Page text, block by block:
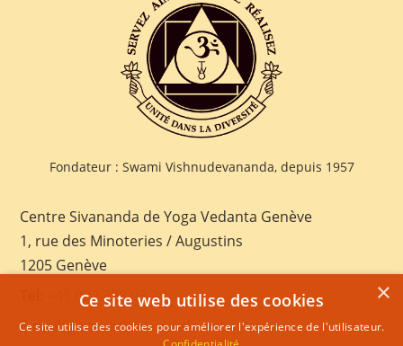
Fondateur : Swami Vishnudevananda, depuis 1957
Centre Sivananda de Yoga Vedanta Genève
1, rue des Minoteries / Augustins
1205 Genève
+41 022 328 03 28
E-mail:geneva@sivananda.net
×
Ce site web utilise des cookies
Ce site utilise des cookies pour améliorer l'expérience de l'utilisateur.